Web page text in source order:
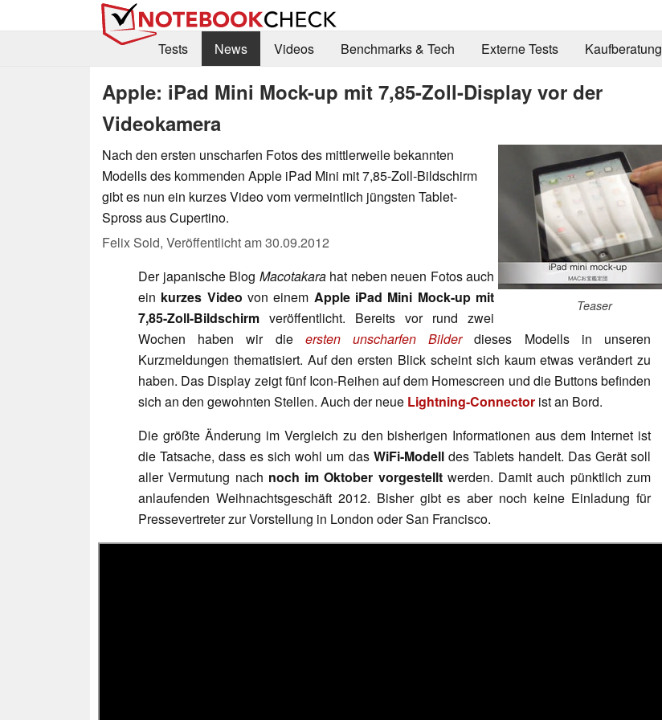
Tests
News Videos Benchmarks & Tech Externe Tests Kaufberatung
Apple: iPad Mini Mock-up mit 7,85-Zoll-Display vor der
Videokamera
Teaser
Nach den ersten unscharfen Fotos des mittlerweile bekannten
Modells des kommenden Apple iPad Mini mit 7,85-Zoll-Bildschirm
gibt es nun ein kurzes Video vom vermeintlich jüngsten Tablet-
Spross aus Cupertino.
Felix Sold, Veröffentlicht am30.09.2012
Der japanische Blog Macotakarahat neben neuen Fotos auch
ein kurzes Videovon einem Apple iPad Mini Mock-up mit
7,85-Zoll-Bildschirm veröffentlicht. Bereits vor rund zwei
Wochen haben wir die ersten unscharfen Bilderdieses Modells in unseren
Kurzmeldungen thematisiert. Auf den ersten Blick scheint sich kaum etwas verändert zu
haben. Das Display zeigt fünf Icon-Reihen auf dem Homescreen und die Buttons befinden
sich an den gewohnten Stellen. Auch der neue Lightning-Connector ist an Bord.
Die größte Änderung im Vergleich zu den bisherigen Informationen aus dem Internet ist
die Tatsache, dass es sich wohl um das WiFi-Modelldes Tablets handelt. Das Gerät soll
aller Vermutung nach noch im Oktober vorgestelltwerden. Damit auch pünktlich zum
anlaufenden Weihnachtsgeschäft 2012. Bisher gibt es aber noch keine Einladung für
Pressevertreter zur Vorstellung in London oder San Francisco.